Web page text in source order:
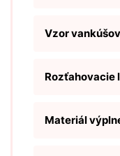
Vzor vankúšov
Rozťahovacie
Materiál